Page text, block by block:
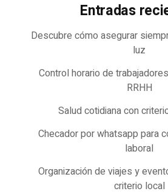
Entradas
Descubre cómo asegurar
luz
Control horario de
RRHH
Salud cotidiana con
Checador por whatsapp para
laboral
Organización de viajes y
criterio local